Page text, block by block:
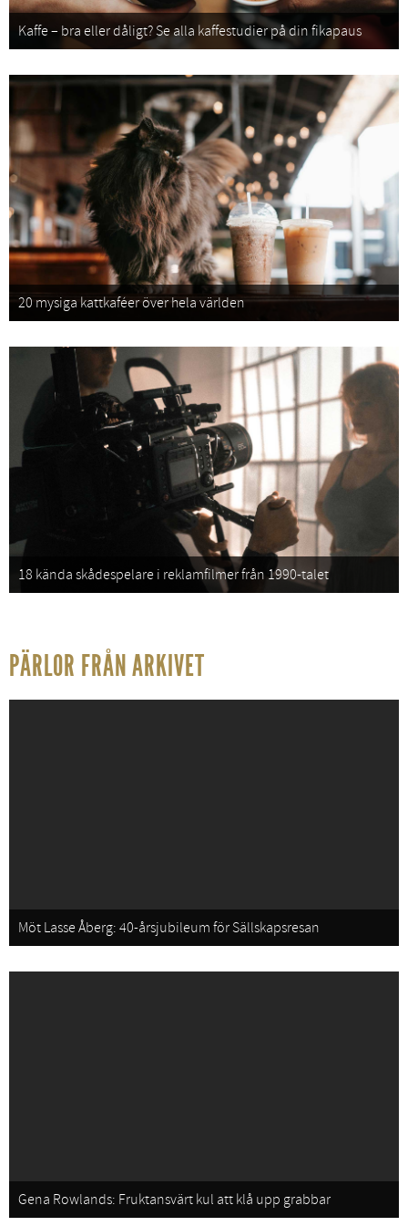
Kaffe – bra eller dåligt? Se alla kaffestudier på din fikapaus
20 mysiga kattkaféer över hela världen
18 kända skådespelare i reklamfilmer från 1990-talet
PÄRLOR FRÅN ARKIVET
Möt Lasse Åberg: 40-årsjubileum för Sällskapsresan
Gena Rowlands: Fruktansvärt kul att klå upp grabbar